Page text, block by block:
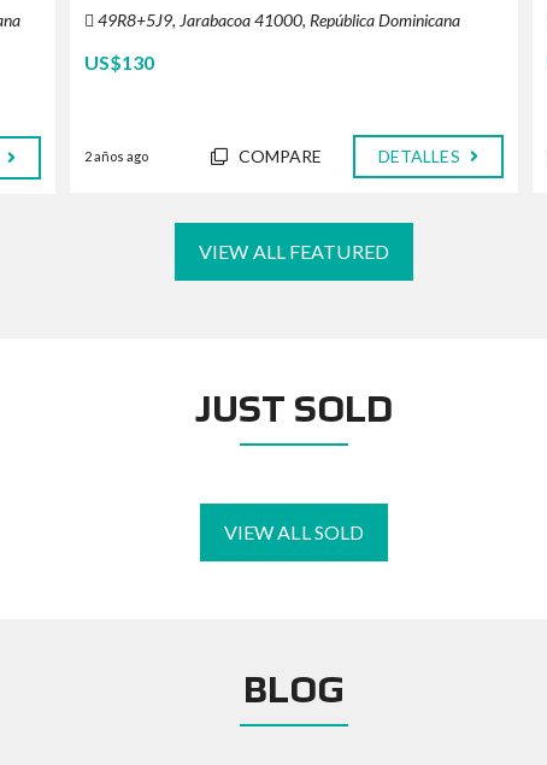
49R8+5J9, Jarabacoa 41000, República Dominicana
US$130
2 años ago COMPARE DETALLES
VIEW ALL FEATURED
JUST SOLD
VIEW ALL SOLD
BLOG